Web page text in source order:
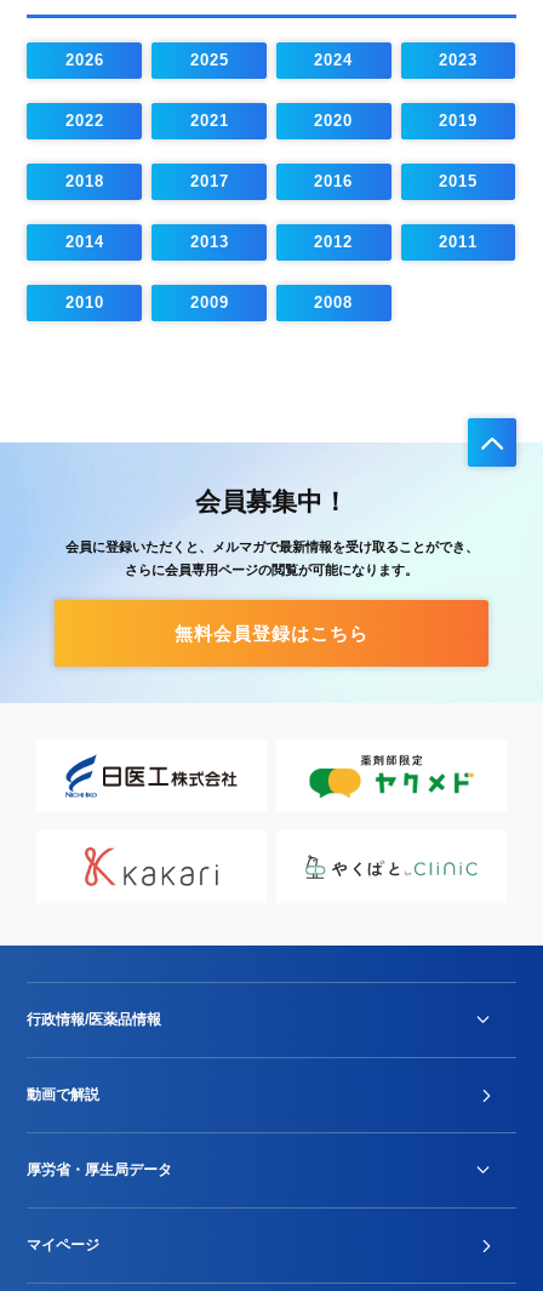
2026 2025 2024 2023
2022 2021 2020 2019
2018 2017 2016 2015
2014 2013 2012 2011
2010 2009 2008
会員募集中！
会員に登録いただくと、メルマガで最新情報を受け取ることができ、
さらに会員専用ページの閲覧が可能になります。
無料会員登録はこちら
行政情報/医薬品情報
Stu-GEレポート
動画で解説
厚労省・厚生局データ
マイページ